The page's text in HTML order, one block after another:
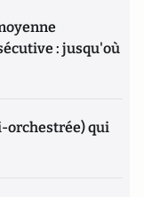
: jusqu'où
orchestrée) qui